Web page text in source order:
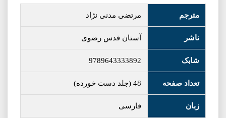
مترجم مرتضی مدنی نژاد
ناشر آستان قدس رضوی
شابک 9789643333892
تعداد صفحه 48 (جلد دست خورده)
زبان فارسی